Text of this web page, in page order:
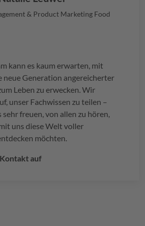
& Product Marketing Food
kann es kaum erwarten, mit
neue Generation angereicherter
Leben zu erwecken. Wir
unser Fachwissen zu teilen –
freuen, von allen zu hören,
uns diese Welt voller
möchten.
auf